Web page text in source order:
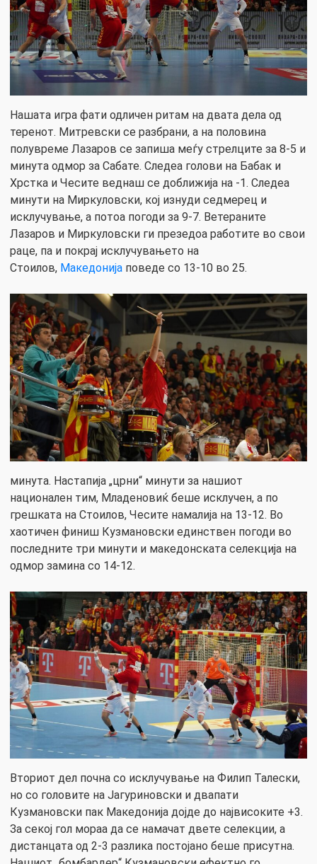
Нашата игра фати одличен ритам на двата дела од
теренот. Митревски се разбрани, а на половина
полувреме Лазаров се запиша меѓу стрелците за 8-5 и
минута одмор за Сабате. Следеа голови на Бабак и
Хрстка и Чесите веднаш се доближија на -1. Следеа
минути на Миркуловски, кој изнуди седмерец и
исклучување, а потоа погоди за 9-7. Ветераните
Лазаров и Миркуловски ги презедоа работите во свои
раце, па и покрај исклучувањето на
Стоилов, Македонија поведе со 13-10 во 25.
минута. Настапија „црни“ минути за нашиот
национален тим, Младеновиќ беше исклучен, а по
грешката на Стоилов, Чесите намалија на 13-12. Во
хаотичен финиш Кузмановски единствен погоди во
последните три минути и македонската селекција на
одмор замина со 14-12.
Вториот дел почна со исклучување на Филип Талески,
но со головите на Јагуриновски и двапати
Кузмановски пак Македонија дојде до највисоките +3.
За секој гол мораа да се намачат двете селекции, а
дистанцата од 2-3 разлика постојано беше присутна.